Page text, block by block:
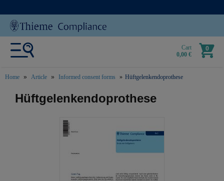
Cart
0,00 €
0
Home Article Informed consent forms Hüftgelenkendoprothese
text.skipToContent
text.skipToNavigation
Hüftgelenkendoprothese